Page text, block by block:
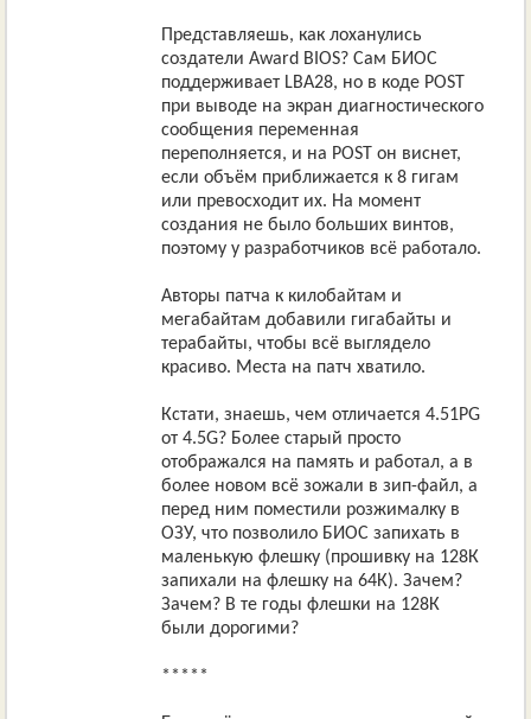
Представляешь, как лоханулись
создатели Award BIOS? Сам БИОС
поддерживает LBA28, но в коде POST
при выводе на экран диагностического
сообщения переменная
переполняется, и на POST он виснет,
если объём приближается к 8 гигам
или превосходит их. На момент
создания не было больших винтов,
поэтому у разработчиков всё работало.
Авторы патча к килобайтам и
мегабайтам добавили гигабайты и
терабайты, чтобы всё выглядело
красиво. Места на патч хватило.
Кстати, знаешь, чем отличается 4.51PG
от 4.5G? Более старый просто
отображался на память и работал, а в
более новом всё зожали в зип-файл, а
перед ним поместили розжималку в
ОЗУ, что позволило БИОС запихать в
маленькую флешку (прошивку на 128К
запихали на флешку на 64К). Зачем?
Зачем? В те годы флешки на 128К
были дорогими?
*****